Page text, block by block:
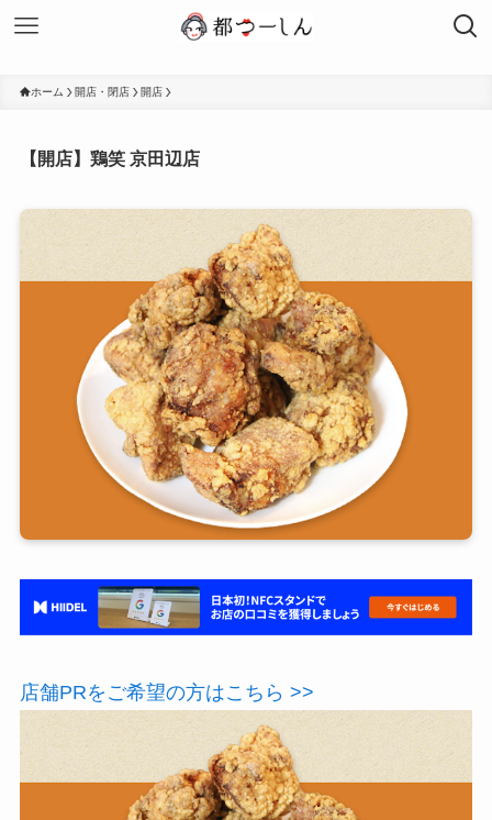
ホーム 開店・閉店 開店
【開店】鶏笑 京田辺店
店舗PRをご希望の方はこちら >>